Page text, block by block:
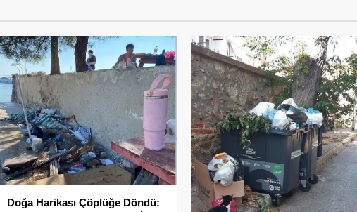
Doğa Harikası Çöplüğe Döndü: